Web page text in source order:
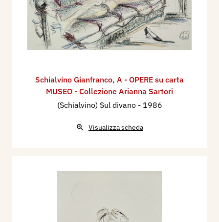
Schialvino ​Gianfranco, A - OPERE su carta
MUSEO - Collezione Arianna Sartori
(Schialvino) Sul divano - 1986
Visualizza scheda